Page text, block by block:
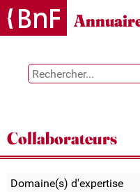
Gestion des cookies
Collaborateurs
Domaine(s) d'expertise